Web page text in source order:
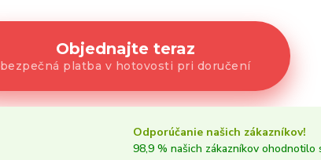
Objednajte teraz
bezpečná platba v hotovosti pri doručení
Odporúčanie našich zákazníkov!
98,9 % našich zákazníkov ohodnotilo